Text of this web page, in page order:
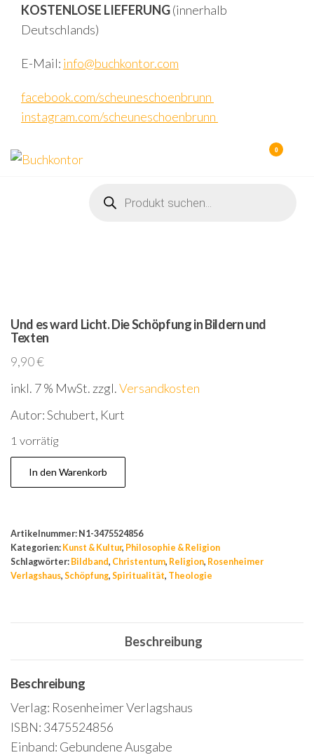
Zum
Inhalt
KOSTENLOSE LIEFERUNG(innerhalb
Deutschlands)
E-Mail: info@buchkontor.com
facebook.com/scheuneschoenbrunn
instagram.com/scheuneschoenbrunn
0
search
Und es ward Licht. Die Schöpfung in Bildern und
Texten
9,90€
inkl. 7 % MwSt. zzgl.Versandkosten
Autor: Schubert, Kurt
1 vorrätig
Und
es
Die
Schöpfung
in
In den Warenkorb
Artikelnummer: N1-3475524856
Kategorien: Kunst & Kultur, Philosophie & Religion
Schlagwörter: Bildband, Christentum, Religion, Rosenheimer
Verlagshaus, Schöpfung, Spiritualität, Theologie
Beschreibung
Beschreibung
Verlag: Rosenheimer Verlagshaus
ISBN: 3475524856
Einband: Gebundene Ausgabe